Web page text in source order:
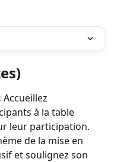
Accueillez
à la table
leur participation.
de la mise en
et soulignez son